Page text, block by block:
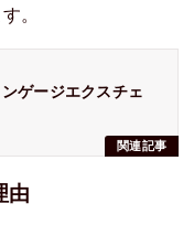
。
関連記事
ゲージエクスチェ
由